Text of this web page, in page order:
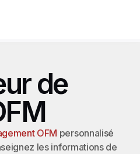
de
OFM personnalisé
les informations de